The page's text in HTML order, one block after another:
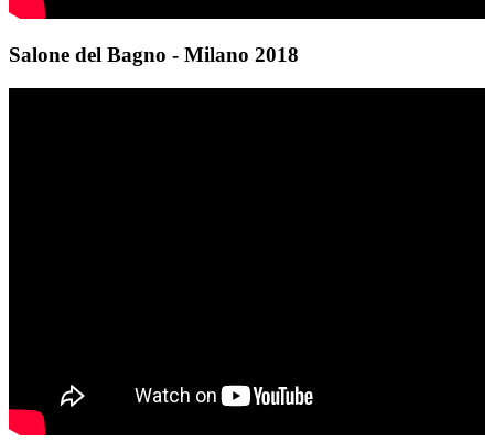
Salone del Bagno - Milano 2018